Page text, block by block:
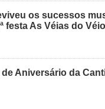
os sucessos
festa As Véias do Véio
de Aniversário da